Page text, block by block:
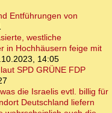
Entführungen von
westliche
in Hochhäusern feige mit
14:05
SPD GRÜNE FDP
die Israelis evtl. billig für
Deutschland liefern